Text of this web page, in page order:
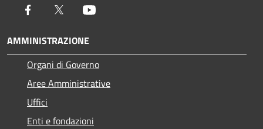
Facebook Twitter
AMMINISTRAZIONE
Organi di Governo
Aree Amministrative
Uffici
Enti e fondazioni